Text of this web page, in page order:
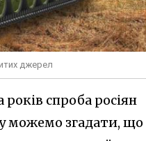
джерел
спроба росіян
можемо згадати, що